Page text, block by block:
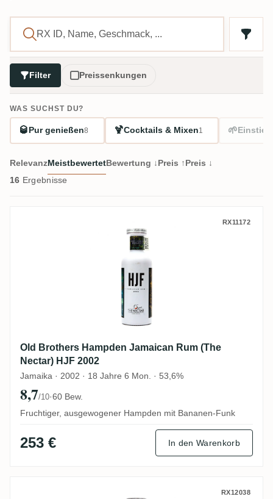
Filter Preissenkungen
WAS SUCHST DU?
🥃 Pur genießen8 🍹Cocktails & Mixen1 🌱Einstieg
RelevanzMeistbewertetBewertung ↓Preis ↑Preis ↓
16 Ergebnisse
Old Brothers Hampden Jamaican Rum
RX11172
Old Brothers Hampden Jamaican Rum (The
Nectar) HJF 2002
Jamaika · 2002 · 18 Jahre 6 Mon. · 53,6%
8,7/10·60 Bew.
Fruchtiger, ausgewogener Hampden mit Bananen-Funk
253 € In den Warenkorb
RX12038